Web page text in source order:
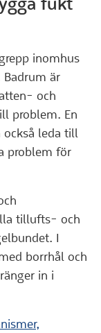
inomhus
är
och
problem. En
leda till
problem för
tillufts- och
I
borrhål och
in i